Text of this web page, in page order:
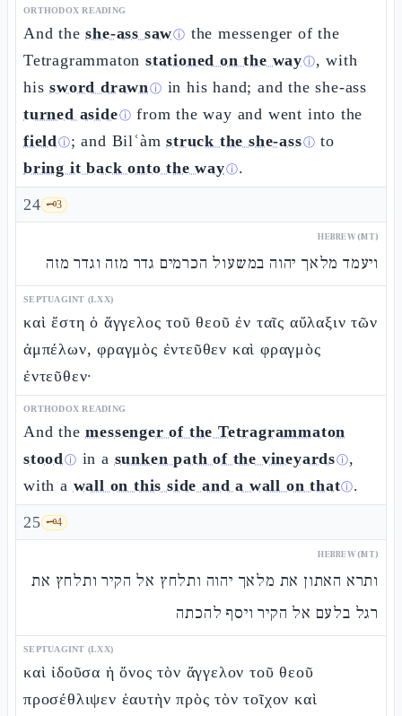
ORTHODOX READING
And theshe-ass sawⓘ the messenger of the
Tetragrammatonstationed on the wayⓘ, with
hissword drawnⓘ in his hand; and the she-ass
turned asideⓘ from the way and went into the
fieldⓘ; and Bilʿàmstruck the she-assⓘ to
bring it back onto the wayⓘ.
24 🗝️3
HEBREW (MT)
ויעמד מלאך יהוה במשעול הכרמים גדר מזה וגדר מזה
SEPTUAGINT (LXX)
καὶ ἔστη ὁ ἄγγελος τοῦ θεοῦ ἐν ταῖς αὔλαξιν τῶν
ἀμπέλων, φραγμὸς ἐντεῦθεν καὶ φραγμὸς
ἐντεῦθεν·
ORTHODOX READING
And themessenger of the Tetragrammaton
stoodⓘ in a sunken path of the vineyardsⓘ,
with a wall on this side and a wall on thatⓘ.
25 🗝️4
HEBREW (MT)
ותרא האתון את מלאך יהוה ותלחץ אל הקיר ותלחץ את
רגל בלעם אל הקיר ויסף להכתה
SEPTUAGINT (LXX)
καὶ ἰδοῦσα ἡ ὄνος τὸν ἄγγελον τοῦ θεοῦ
προσέθλιψεν ἑαυτὴν πρὸς τὸν τοῖχον καὶ